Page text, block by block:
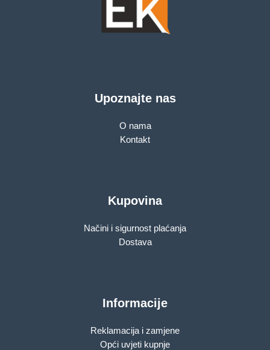
Upoznajte nas
O nama
Kontakt
Kupovina
Načini i sigurnost plaćanja
Dostava
Informacije
Reklamacija i zamjene
Opći uvjeti kupnje